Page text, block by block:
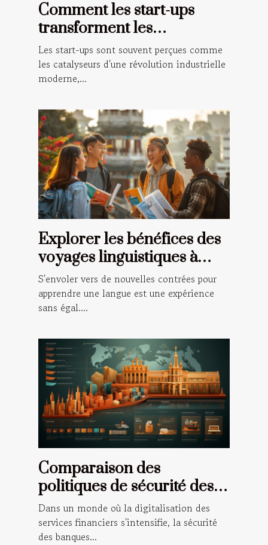
Comment les start-ups
transforment les
économies locales dans
différents continents
Les start-ups sont souvent perçues comme
les catalyseurs d'une révolution industrielle
moderne,...
Explorer les bénéfices des
voyages linguistiques à
l'international
S'envoler vers de nouvelles contrées pour
apprendre une langue est une expérience
sans égal....
Comparaison des
politiques de sécurité des
différentes banques en
ligne à l'international
Dans un monde où la digitalisation des
services financiers s'intensifie, la sécurité
des banques...